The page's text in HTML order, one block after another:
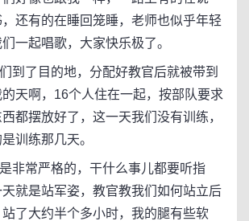
还有的在睡回笼睡，老师也似乎年轻
一起唱歌，大家快乐极了。
了目的地，分配好教官后就被带到
天啊，16个人住在一起，按部队要求
都摆放好了，这一天我们没有训练，
训练那几天。
常严格的，干什么事儿都要听指
就是站军姿，教官教我们如何站立后
了大约半个多小时，我的腿有些软